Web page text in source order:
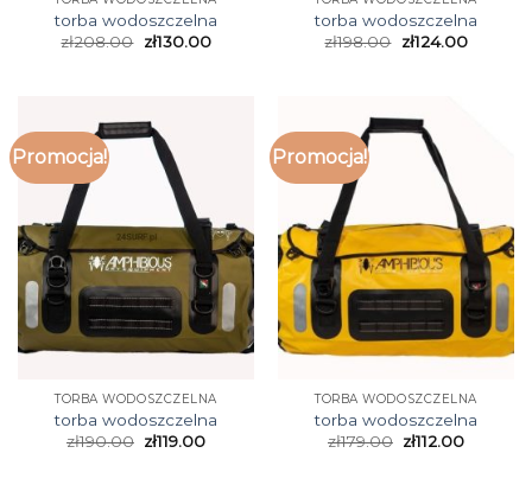
torba wodoszczelna
zł208.00 zł130.00
torba wodoszczelna
zł198.00 zł124.00
Promocja!
TORBA WODOSZCZELNA
torba wodoszczelna
zł190.00 zł119.00
Promocja!
TORBA WODOSZCZELNA
torba wodoszczelna
zł179.00 zł112.00